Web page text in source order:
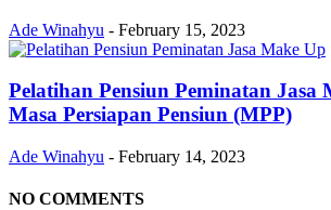
Ade Winahyu - February 15, 2023
Pelatihan Pensiun Peminatan Jasa
Masa Persiapan Pensiun (MPP)
Ade Winahyu - February 14, 2023
NO COMMENTS